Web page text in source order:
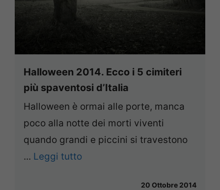
Halloween 2014. Ecco i 5 cimiteri
più spaventosi d’Italia
Halloween è ormai alle porte, manca
poco alla notte dei morti viventi
quando grandi e piccini si travestono
... Leggi tutto
20 Ottobre 2014